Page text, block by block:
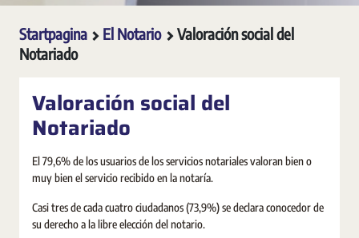
Startpagina El Notario
Valoración social del
Notariado
Valoración social del
Notariado
El 79,6% de los usuarios de los servicios notariales valoran bien o
muy bien el servicio recibido en la notaría.
Casi tres de cada cuatro ciudadanos (73,9%) se declara conocedor de
su derecho a la libre elección del notario.